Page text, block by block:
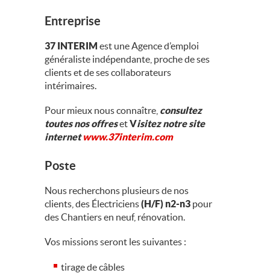
Entreprise
37 INTERIM est une Agence d’emploi
généraliste indépendante, proche de ses
clients et de ses collaborateurs
intérimaires.
Pour mieux nous connaître, consultez
toutes nos offresetVisitez notre site
internetwww.37interim.com
Poste
Nous recherchons plusieurs de nos
clients, des Électriciens(H/F) n2-n3 pour
des Chantiers en neuf, rénovation.
Vos missions seront les suivantes :
tirage de câbles